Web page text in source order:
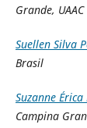
Grande, UAAC
Suellen Silva
Brasil
Suzanne
Campina